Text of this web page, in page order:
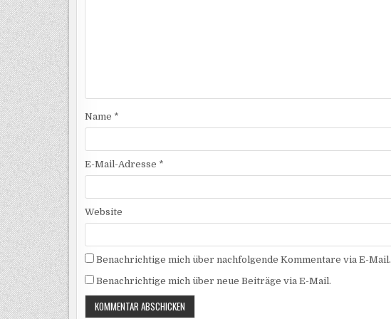
Name *
E-Mail-Adresse *
Website
Benachrichtige mich über nachfolgende Kommentare via E-Mail.
Benachrichtige mich über neue Beiträge via E-Mail.